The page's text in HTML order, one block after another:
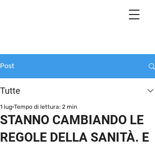
Post
Tutte
STANNO CAMBIANDO LE
REGOLE DELLA SANITÀ. E
1 lug Tempo di lettura: 2 min